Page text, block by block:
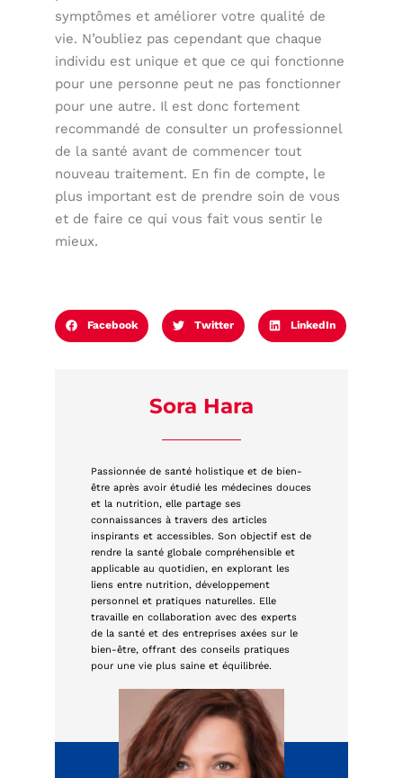
symptômes et améliorer votre qualité de
vie. N’oubliez pas cependant que chaque
individu est unique et que ce qui fonctionne
pour une personne peut ne pas fonctionner
pour une autre. Il est donc fortement
recommandé de consulter un professionnel
de la santé avant de commencer tout
nouveau traitement. En fin de compte, le
plus important est de prendre soin de vous
et de faire ce qui vous fait vous sentir le
mieux.
Facebook Twitter LinkedIn
Sora Hara
Passionnée de santé holistique et de bien-
être après avoir étudié les médecines douces
et la nutrition, elle partage ses
connaissances à travers des articles
inspirants et accessibles. Son objectif est de
rendre la santé globale compréhensible et
applicable au quotidien, en explorant les
liens entre nutrition, développement
personnel et pratiques naturelles. Elle
travaille en collaboration avec des experts
de la santé et des entreprises axées sur le
bien-être, offrant des conseils pratiques
pour une vie plus saine et équilibrée.